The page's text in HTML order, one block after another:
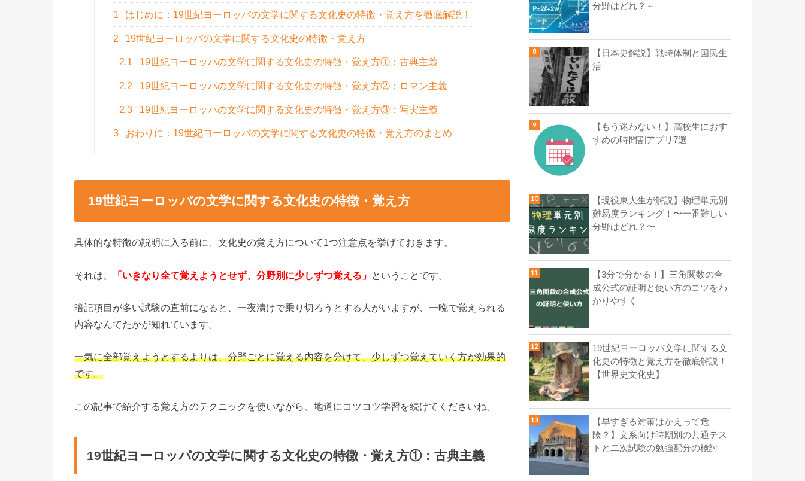
1 はじめに：19世紀ヨーロッパの文学に関する文化史の特徴・覚え方を徹底解説！
2 19世紀ヨーロッパの文学に関する文化史の特徴・覚え方
2.1 19世紀ヨーロッパの文学に関する文化史の特徴・覚え方①：古典主義
2.2 19世紀ヨーロッパの文学に関する文化史の特徴・覚え方②：ロマン主義
2.3 19世紀ヨーロッパの文学に関する文化史の特徴・覚え方③：写実主義
3 おわりに：19世紀ヨーロッパの文学に関する文化史の特徴・覚え方のまとめ
19世紀ヨーロッパの文学に関する文化史の特徴・覚え方
具体的な特徴の説明に入る前に、文化史の覚え方について1つ注意点を挙げておきます。
それは、 「いきなり全て覚えようとせず、分野別に少しずつ覚える」 ということです。
暗記項目が多い試験の直前になると、一夜漬けで乗り切ろうとする人がいますが、一晩で覚えられる
内容なんてたかが知れています。
一気に全部覚えようとするよりは、分野ごとに覚える内容を分けて、少しずつ覚えていく方が効果的
です。
この記事で紹介する覚え方のテクニックを使いながら、地道にコツコツ学習を続けてくださいね。
19世紀ヨーロッパの文学に関する文化史の特徴・覚え方①：古典主義
分野はどれ？～
【日本史解説】戦時体制と国民生
活
【もう迷わない！】高校生におす
すめの時間割アプリ7選
【現役東大生が解説】物理単元別
難易度ランキング！〜一番難しい
分野はどれ？〜
【3分で分かる！】三角関数の合
成公式の証明と使い方のコツをわ
かりやすく
19世紀ヨーロッパ文学に関する文
化史の特徴と覚え方を徹底解説！
【世界史文化史】
【早すぎる対策はかえって危
険？】文系向け時期別の共通テス
トと二次試験の勉強配分の検討